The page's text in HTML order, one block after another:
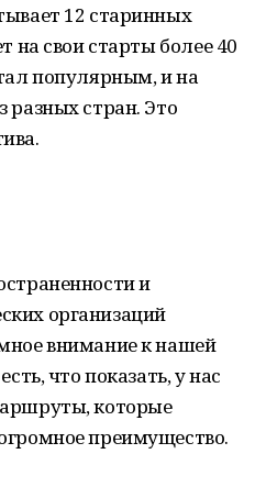
12 старинных
на свои старты более 40
популярным, и на
разных стран. Это
и
организаций
внимание к нашей
что показать, у нас
которые
преимущество.